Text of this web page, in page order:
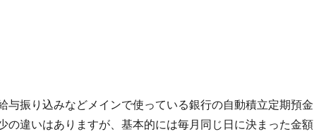
与振り込みなどメインで使っている銀行の自動積立定期預金
の違いはありますが、基本的には毎月同じ日に決まった金額